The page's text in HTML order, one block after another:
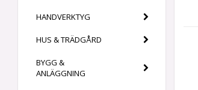
HANDVERKTYG
HUS & TRÄDGÅRD
BYGG &
ANLÄGGNING